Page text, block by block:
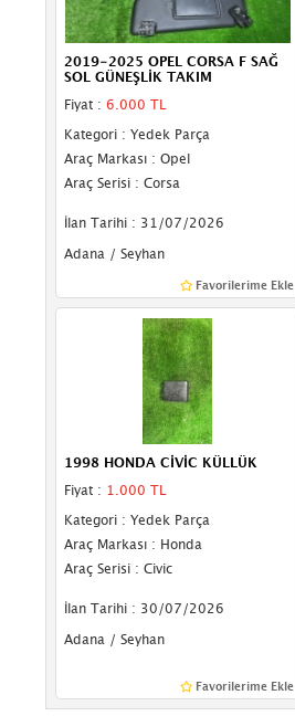
2019-2025 OPEL CORSA F SAĞ
SOL GÜNEŞLİK TAKIM
Fiyat : 6.000 TL
Kategori : Yedek Parça
Araç Markası : Opel
Araç Serisi : Corsa
İlan Tarihi : 31/07/2026
Adana / Seyhan
Favorilerime Ekle
1998 HONDA CİVİC KÜLLÜK
Fiyat : 1.000 TL
Kategori : Yedek Parça
Araç Markası : Honda
Araç Serisi : Civic
İlan Tarihi : 30/07/2026
Adana / Seyhan
Favorilerime Ekle